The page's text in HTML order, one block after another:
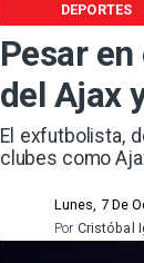
Pesar
del Ajax
​El exfutbolista,
clubes como
DEPORTES
Lunes, 7 De
Cristóbal
Por